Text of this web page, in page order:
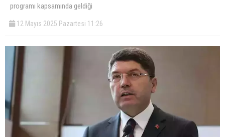
programı kapsamında geldiği
12 Mayıs 2025 Pazartesi 11:26